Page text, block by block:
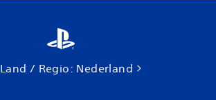
Land / Regio: Nederland